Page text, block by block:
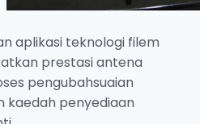
aplikasi teknologi filem
prestasi antena
pengubahsuaian
kaedah penyediaan